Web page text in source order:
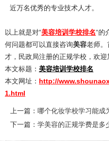
近万名优秀的专业技术人才。
以上就是对“美容培训学校排名“的
何问题都可以直接咨询美容老师。
才，民政局注册的正规学校，欢迎
本文标题： 美容培训学校排名
本文网址： http://
1.html
上一篇： 哪个化妆学校学习能成
下一篇： 学美容的正规学费是多